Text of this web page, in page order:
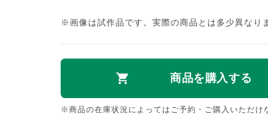
※画像は試作品です。実際の商品とは多少異なり
※商品の在庫状況によってはご予約・ご購入いただけ